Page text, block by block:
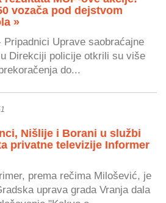
vozača pod dejstvom
»
Pripadnici Uprave saobraćajne
Direkciji policije otkrili su više
do...
Nišlije i Borani u službi
privatne televizije Informer
prema rečima Milošević, je
uprava grada Vranja dala